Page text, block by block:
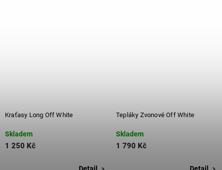
Kraťasy Long Off White
Skladem
1 250 Kč
Detail
Tepláky Zvonové Off White
Skladem
1 790 Kč
Detail